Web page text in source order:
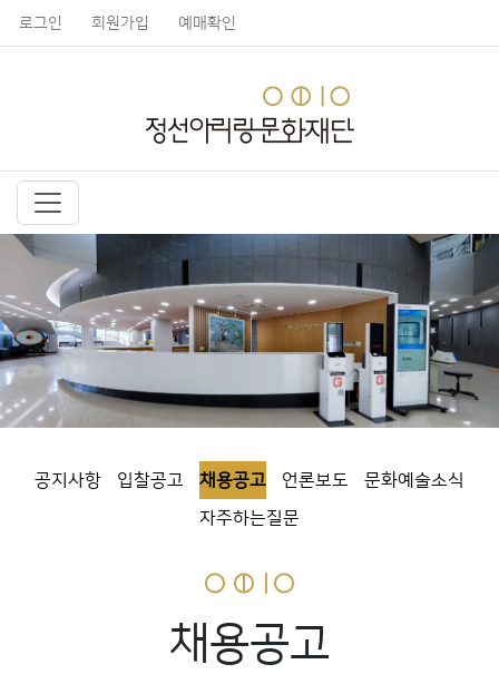
로그인 회원가입 예매확인
공지사항 입찰공고 채용공고 언론보도
문화예술소식
자주하는질문
채용공고